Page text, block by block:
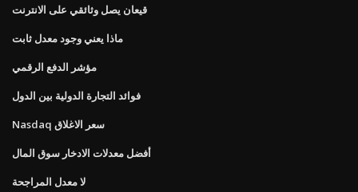
قيعان يصل وثائقي على الانترنت
ماذا يعني وجود معدل ثابت
مؤشر الدفع الرقمي
فوائد التجارة الدولية بين الدول
Nasdaq سعر الاغلاق
أفضل معدلات الادخار سوق المال
لا معدل المراجحة